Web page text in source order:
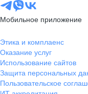
Мобильное приложение
Этика и комплаенс
Оказание услуг
Использование сайтов
Защита персональных
Пользовательское